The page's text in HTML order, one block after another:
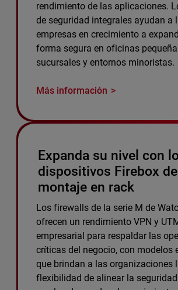
rendimiento de las aplicaciones.
de seguridad integrales ayudan a
empresas en crecimiento a
forma segura en oficinas
sucursales y entornos minoristas.
Más información
Expanda su nivel con
dispositivos Firebox de
montaje en rack
Los firewalls de la serie M de
ofrecen un rendimiento VPN y
empresarial para respaldar las
críticas del negocio, con modelos
que brindan a las organizaciones
flexibilidad de alinear la